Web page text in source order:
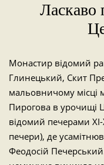
Ласкаво
Монастир відомий
Глинецький, Скит
мальовничому місці
Пирогова в урочищі
відомий печерами XI-
печери), де
Феодосій